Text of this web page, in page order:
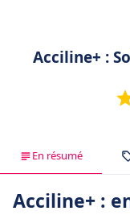
Acciline+ :
En résumé
Acciline+ :